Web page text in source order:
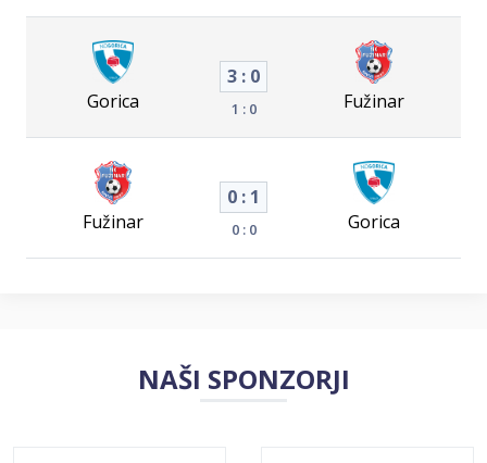
Gorica
3 : 0
1 : 0 Fužinar
Fužinar
0 : 1
0 : 0 Gorica
NAŠI SPONZORJI